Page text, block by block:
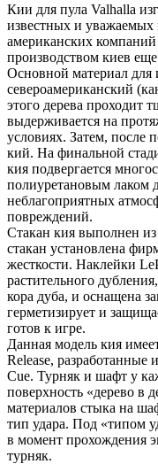
Кии для пула Valhalla
известных и
американских
производством киев
Основной материал для
североамериканский
этого дерева проходит
выдерживается на
условиях. Затем, после
кий. На финальной
кия подвергается
полиуретановым лаком
неблагоприятных
повреждений.
Стакан кия выполнен
стакан установлена
жесткости. Наклейки
растительного
кора дуба, и оснащена
герметизирует и
готов к игре.
Данная модель кия
Release,
Cue. Турняк и шафт у
поверхность «дерево в
материалов стыка на
тип удара. Под «типом
в момент прохождения
турняк.